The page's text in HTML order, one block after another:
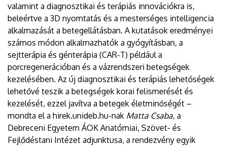
valamint a diagnosztikai és terápiás innovációkra is,
beleértve a 3D nyomtatás és a mesterséges intelligencia
alkalmazását a betegellátásban. A kutatások eredményei
számos módon alkalmazhatók a gyógyításban, a
sejtterápia és génterápia (CAR-T) például a
porcregenerációban és a vázrendszeri betegségek
kezelésében. Az új diagnosztikai és terápiás lehetőségek
lehetővé teszik a betegségek korai felismerését és
kezelését, ezzel javítva a betegek életminőségét –
mondta el a hirek.unideb.hu-nak Matta Csaba, a
Debreceni Egyetem ÁOK Anatómiai, Szövet- és
Fejlődéstani Intézet adjunktusa, a rendezvény egyik